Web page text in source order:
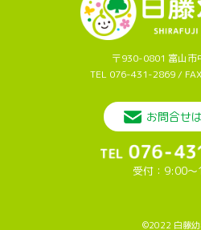
〒930-0801 富山
TEL 076-431-2869 /
お問合せ
受付：9:00
©2022 白藤幼